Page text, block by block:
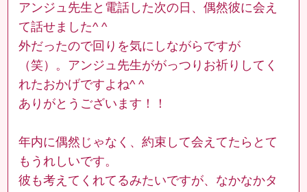
アンジュ先生と電話した次の日、偶然彼に会え
て話せました^ ^
外だったので回りを気にしながらですが
（笑）。アンジュ先生ががっつりお祈りしてく
れたおかげですよね^ ^
ありがとうございます！！
年内に偶然じゃなく、約束して会えてたらとて
もうれしいです。
彼も考えてくれてるみたいですが、なかなかタ